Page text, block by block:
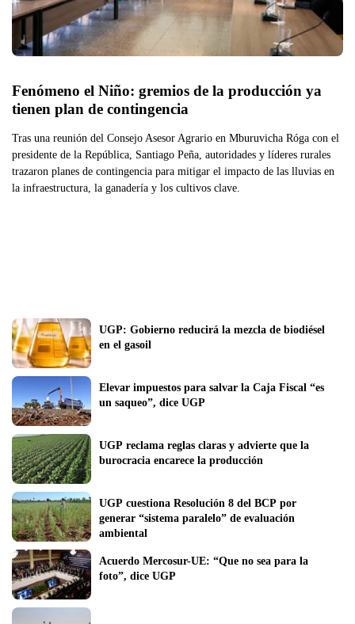
Fenómeno el Niño: gremios de la producción ya
tienen plan de contingencia
Tras una reunión del Consejo Asesor Agrario en Mburuvicha Róga con el
presidente de la República, Santiago Peña, autoridades y líderes rurales
trazaron planes de contingencia para mitigar el impacto de las lluvias en
la infraestructura, la ganadería y los cultivos clave.
UGP: Gobierno reducirá la mezcla de biodiésel
en el gasoil
Elevar impuestos para salvar la Caja Fiscal “es
un saqueo”, dice UGP
UGP reclama reglas claras y advierte que la
burocracia encarece la producción
UGP cuestiona Resolución 8 del BCP por
generar “sistema paralelo” de evaluación
ambiental
Acuerdo Mercosur-UE: “Que no sea para la